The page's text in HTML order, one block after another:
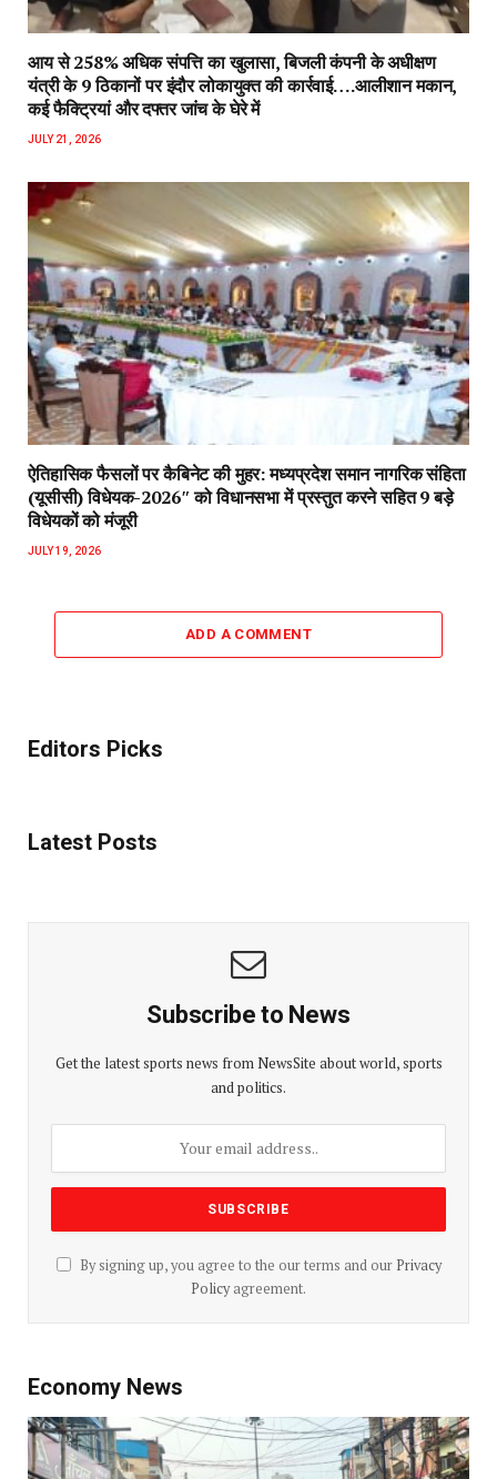
आय से 258% अधिक संपत्ति का खुलासा, बिजली कंपनी के अधीक्षण
यंत्री के 9 ठिकानों पर इंदौर लोकायुक्त की कार्रवाई….आलीशान मकान,
कई फैक्ट्रियां और दफ्तर जांच के घेरे में
JULY 21, 2026
ऐतिहासिक फैसलों पर कैबिनेट की मुहर: मध्यप्रदेश समान नागरिक संहिता
(यूसीसी) विधेयक-2026″ को विधानसभा में प्रस्तुत करने सहित 9 बड़े
विधेयकों को मंजूरी
JULY 19, 2026
ADD A COMMENT
Editors Picks
Latest Posts
Subscribe to News
Get the latest sports news from NewsSite about world, sports
and politics.
By signing up, you agree to the our terms and our Privacy
Policyagreement.
Economy News